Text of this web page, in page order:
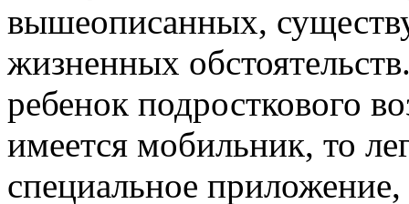
вышеописанных,
жизненных
ребенок подросткового
имеется мобильник, то
специальное приложение,